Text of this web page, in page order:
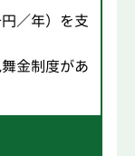
／年）を支
金制度があ